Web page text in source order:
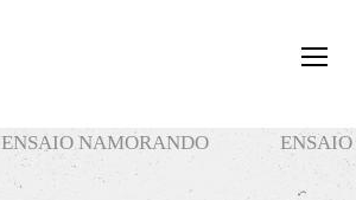
ENSAIO NAMORANDO